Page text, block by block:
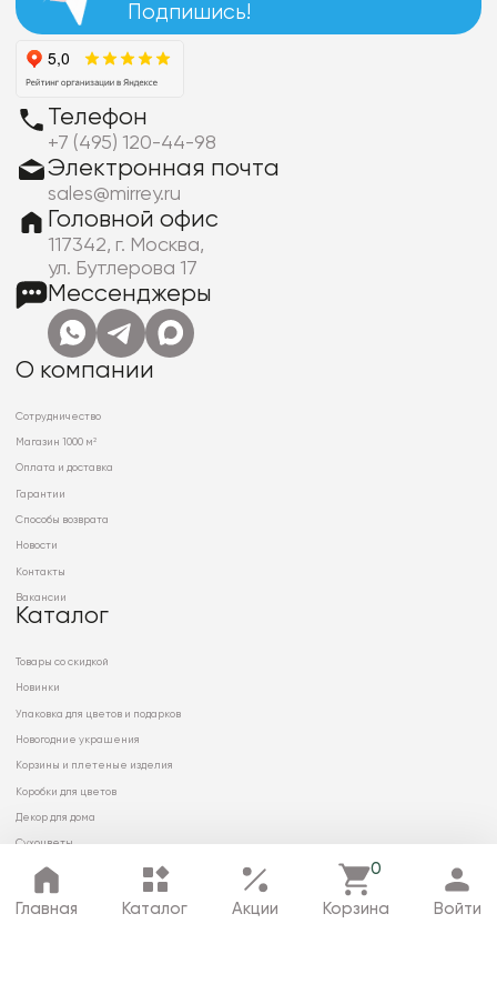
Главная Каталог Акции
0
Корзина Войти
Подпишись!
Телефон
+7 (495) 120-44-98
Электронная почта
sales@mirrey.ru
Головной офис
117342, г. Москва,
ул. Бутлерова 17
Мессенджеры
О компании
Сотрудничество
Магазин 1000 м²
Оплата и доставка
Гарантии
Способы возврата
Новости
Контакты
Вакансии
Каталог
Товары со скидкой
Новинки
Упаковка для цветов и подарков
Новогодние украшения
Корзины и плетеные изделия
Коробки для цветов
Декор для дома
Сухоцветы
© 2026 ООО «МИРРЭЙ»